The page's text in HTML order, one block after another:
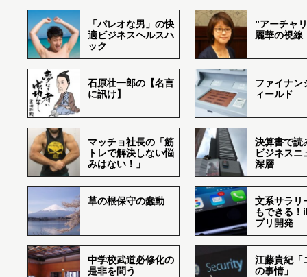
「パレオな男」の快
適ビジネスヘルスハ
ック
”アーチャ
麗華の視線
石原壮一郎の【名言
に訊け】
ファイナン
ィールド
マッチョ社長の「筋
トレで解決しない悩
みはない！」
決算書で読
ビジネスニ
深層
草の根保守の蠢動
文系サラリ
もできる
プリ開発
中学校武道必修化の
是非を問う
江藤貴紀「
の事情」